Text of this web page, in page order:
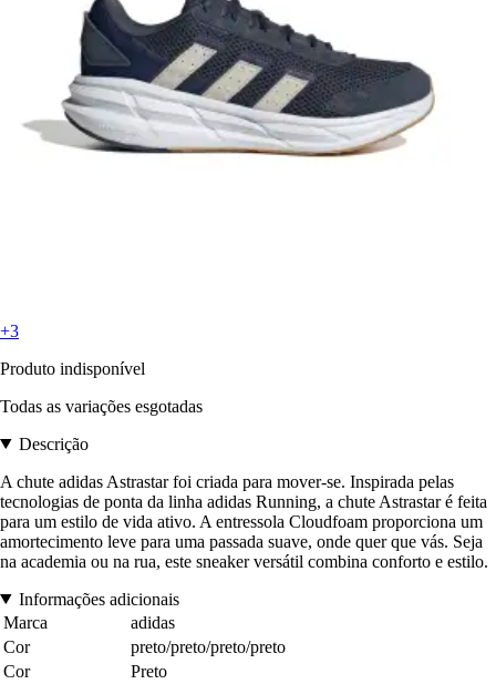
+3
Produto indisponível
Todas as variações esgotadas
Descrição
A chute adidas Astrastar foi criada para mover-se. Inspirada pelas
tecnologias de ponta da linha adidas Running, a chute Astrastar é feita
para um estilo de vida ativo. A entressola Cloudfoam proporciona um
amortecimento leve para uma passada suave, onde quer que vás. Seja
na academia ou na rua, este sneaker versátil combina conforto e estilo.
Informações adicionais
Marca
adidas
Cor
preto/preto/preto/preto
Cor
Preto